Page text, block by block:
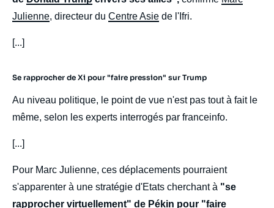
Julienne, directeur du Centre Asie de l'Ifri.
[...]
Se rapprocher de Xi pour "faire pression" sur Trump
Au niveau politique, le point de vue n'est pas tout à fait le
même, selon les experts interrogés par franceinfo.
[...]
Pour Marc Julienne, ces déplacements pourraient
s'apparenter à une stratégie d'Etats cherchant à "se
rapprocher virtuellement" de Pékin pour "faire